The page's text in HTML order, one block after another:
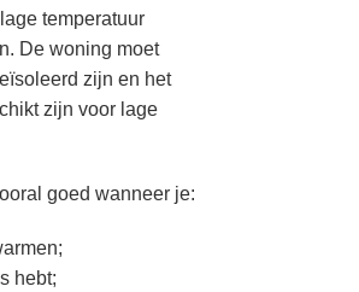
temperatuur
De woning moet
zijn en het
zijn voor lage
goed wanneer je:
hebt;